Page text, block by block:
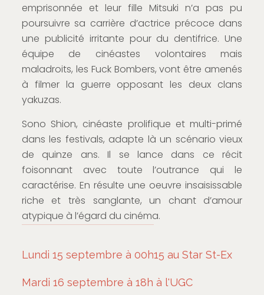
emprisonnée et leur fille Mitsuki n’a pas pu
poursuivre sa carrière d’actrice précoce dans
une publicité irritante pour du dentifrice. Une
équipe de cinéastes volontaires mais
maladroits, les Fuck Bombers, vont être amenés
à filmer la guerre opposant les deux clans
yakuzas.
Sono Shion, cinéaste prolifique et multi-primé
dans les festivals, adapte là un scénario vieux
de quinze ans. Il se lance dans ce récit
foisonnant avec toute l’outrance qui le
caractérise. En résulte une oeuvre insaisissable
riche et très sanglante, un chant d’amour
atypique à l’égard du cinéma.
Lundi 15 septembre à 00h15 au Star St-Ex
Mardi 16 septembre à 18h à l'UGC